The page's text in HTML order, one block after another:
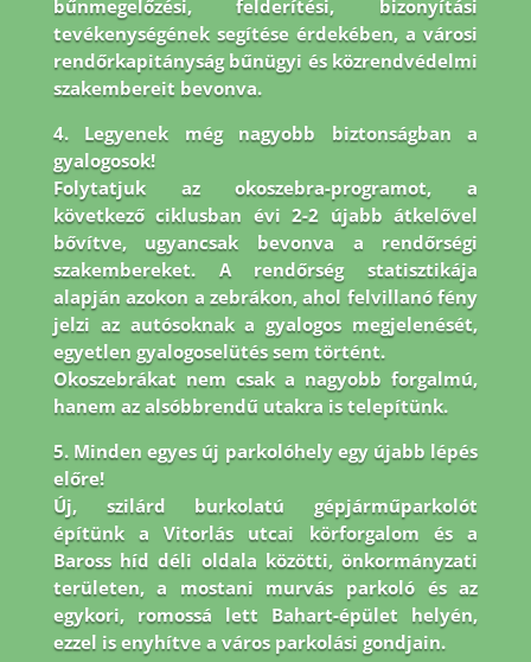
bűnmegelőzési, felderítési, bizonyítási
tevékenységének segítése érdekében, a városi
rendőrkapitányság bűnügyi és közrendvédelmi
szakembereit bevonva.
4. Legyenek még nagyobb biztonságban a
gyalogosok!
Folytatjuk az okoszebra-programot, a
következő ciklusban évi 2-2 újabb átkelővel
bővítve, ugyancsak bevonva a rendőrségi
szakembereket. A rendőrség statisztikája
alapján azokon a zebrákon, ahol felvillanó fény
jelzi az autósoknak a gyalogos megjelenését,
egyetlen gyalogoselütés sem történt.
Okoszebrákat nem csak a nagyobb forgalmú,
hanem az alsóbbrendű utakra is telepítünk.
5. Minden egyes új parkolóhely egy újabb lépés
előre!
Új, szilárd burkolatú gépjárműparkolót
építünk a Vitorlás utcai körforgalom és a
Baross híd déli oldala közötti, önkormányzati
területen, a mostani murvás parkoló és az
egykori, romossá lett Bahart-épület helyén,
ezzel is enyhítve a város parkolási gondjain.